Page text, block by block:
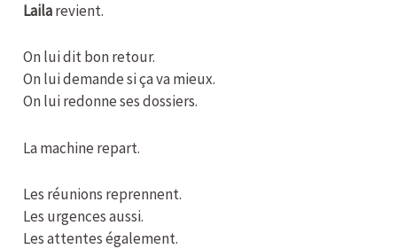
Lailarevient.
On lui dit bon retour.
On lui demande si ça va mieux.
On lui redonne ses dossiers.
La machine repart.
Les réunions reprennent.
Les urgences aussi.
Les attentes également.